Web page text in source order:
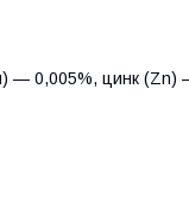
— 0,005%, цинк